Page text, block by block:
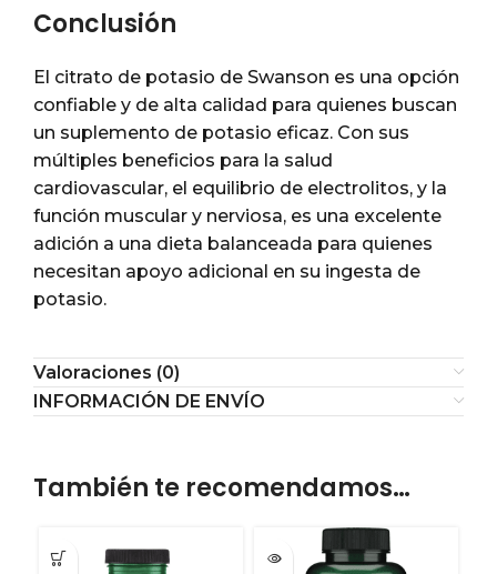
Conclusión
El citrato de potasio de Swanson es una opción
confiable y de alta calidad para quienes buscan
un suplemento de potasio eficaz. Con sus
múltiples beneficios para la salud
cardiovascular, el equilibrio de electrolitos, y la
función muscular y nerviosa, es una excelente
adición a una dieta balanceada para quienes
necesitan apoyo adicional en su ingesta de
potasio.
Valoraciones (0)
INFORMACIÓN DE ENVÍO
También te recomendamos…